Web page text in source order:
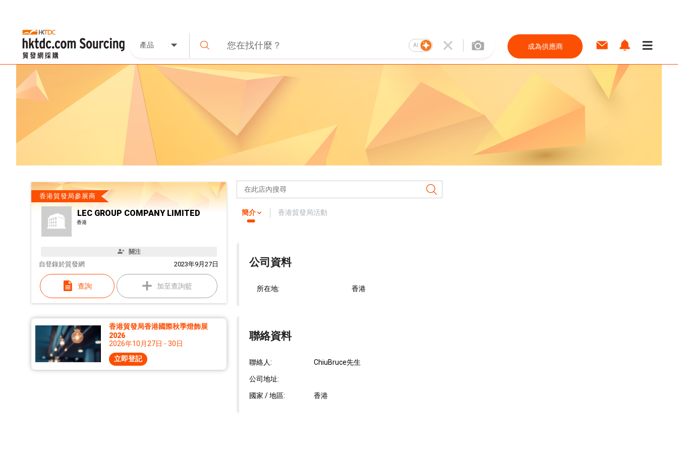
產品 AI 成為供應商
香港貿發局參展商
LEC GROUP COMPANY LIMITED
香港
關注
自 2023年9月27日
登錄於貿發網
查詢 加至查詢籃
香港貿發局香港國際秋季燈飾展
2026
2026年10月27日 - 30日
立即登記
簡介 香港貿發局活動
公司資料
所在地: 香港
聯絡資料
聯絡人: ChiuBruce先生
公司地址:
國家 / 地區: 香港